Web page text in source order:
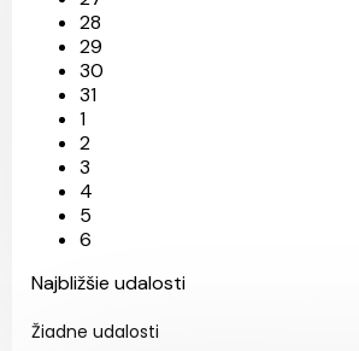
28
29
30
31
1
2
3
4
5
6
Najbližšie udalosti
Žiadne udalosti